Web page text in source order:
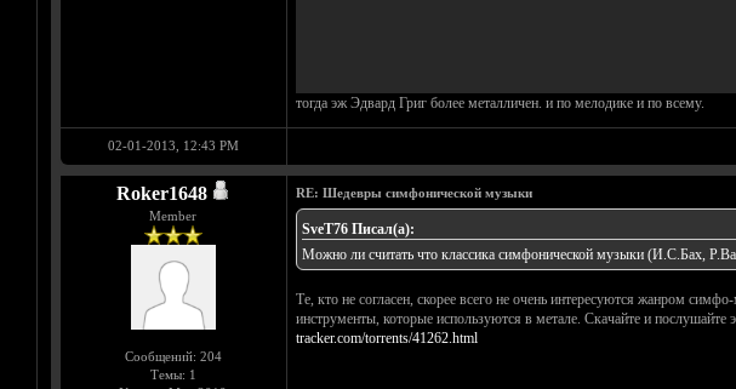
тогда эж Эдвард Григ более металличен. и по мелодике и по всему.
02-01-2013, 12:43 PM
Roker1648
Member
Сообщений: 204
Темы: 1
RE: Шедевры симфонической музыки
SveT76 Писал(а):
Можно ли считать что классика симфонической музыки (И.С.Бах,
Те, кто не согласен, скорее всего не очень интересуются жанром
инструменты, которые используются в метале. Скачайте и
tracker.com/torrents/41262.html